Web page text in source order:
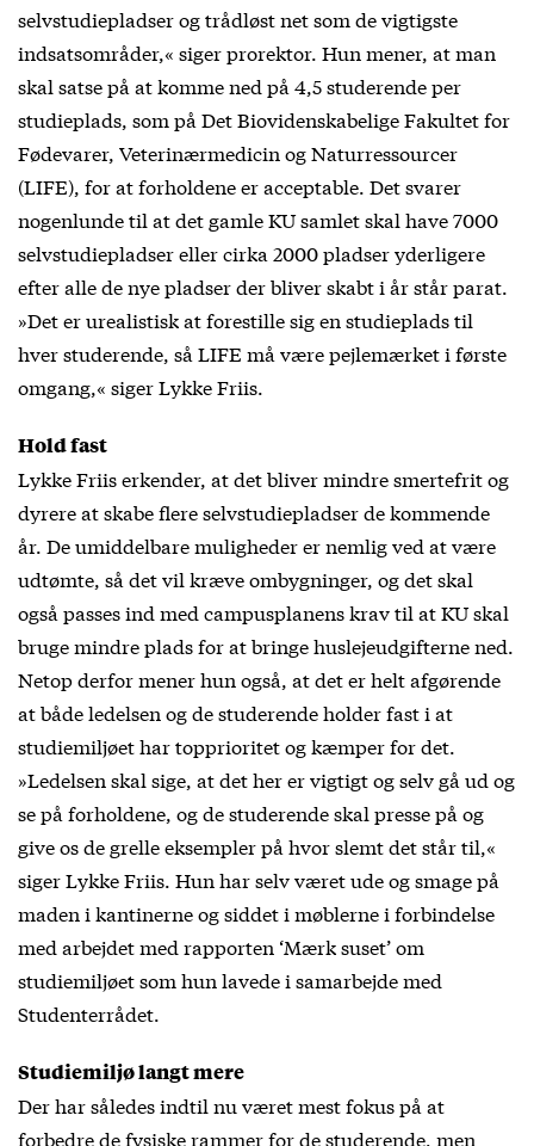
selvstudiepladser og trådløst net som de vigtigste
indsatsområder,« siger prorektor. Hun mener, at man
skal satse på at komme ned på 4,5 studerende per
studieplads, som på Det Biovidenskabelige Fakultet for
Fødevarer, Veterinærmedicin og Naturressourcer
(LIFE), for at forholdene er acceptable. Det svarer
nogenlunde til at det gamle KU samlet skal have 7000
selvstudiepladser eller cirka 2000 pladser yderligere
efter alle de nye pladser der bliver skabt i år står parat.
»Det er urealistisk at forestille sig en studieplads til
hver studerende, så LIFE må være pejlemærket i første
omgang,« siger Lykke Friis.
Hold fast
Lykke Friis erkender, at det bliver mindre smertefrit og
dyrere at skabe flere selvstudiepladser de kommende
år. De umiddelbare muligheder er nemlig ved at være
udtømte, så det vil kræve ombygninger, og det skal
også passes ind med campusplanens krav til at KU skal
bruge mindre plads for at bringe huslejeudgifterne ned.
Netop derfor mener hun også, at det er helt afgørende
at både ledelsen og de studerende holder fast i at
studiemiljøet har topprioritet og kæmper for det.
»Ledelsen skal sige, at det her er vigtigt og selv gå ud og
se på forholdene, og de studerende skal presse på og
give os de grelle eksempler på hvor slemt det står til,«
siger Lykke Friis. Hun har selv været ude og smage på
maden i kantinerne og siddet i møblerne i forbindelse
med arbejdet med rapporten ‘Mærk suset’ om
studiemiljøet som hun lavede i samarbejde med
Studenterrådet.
Studiemiljø langt mere
Der har således indtil nu været mest fokus på at
forbedre de fysiske rammer for de studerende, men